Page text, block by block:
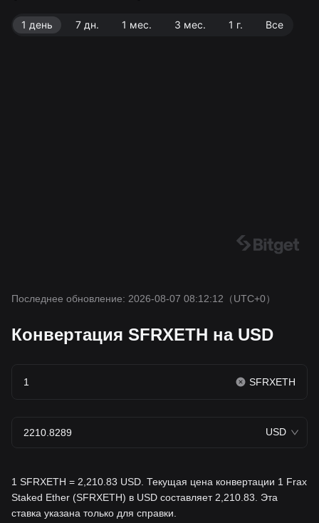
1 день 7 дн. 1 мес. 3 мес. 1 г. Все
Последнее обновление: 2026-08-07 08:12:12 （UTC+0）
Конвертация SFRXETH на USD
SFRXETH
USD
1 SFRXETH = 2,210.83 USD. Текущая цена конвертации 1 Frax
Staked Ether (SFRXETH) в USD составляет 2,210.83. Эта
ставка указана только для справки.